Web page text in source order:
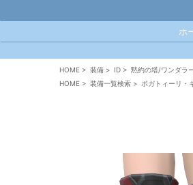
ホ
HOME > 装備 > ID > 黙約の塔/ワンダラ
HOME > 装備一覧検索 > ボガトィーリ・